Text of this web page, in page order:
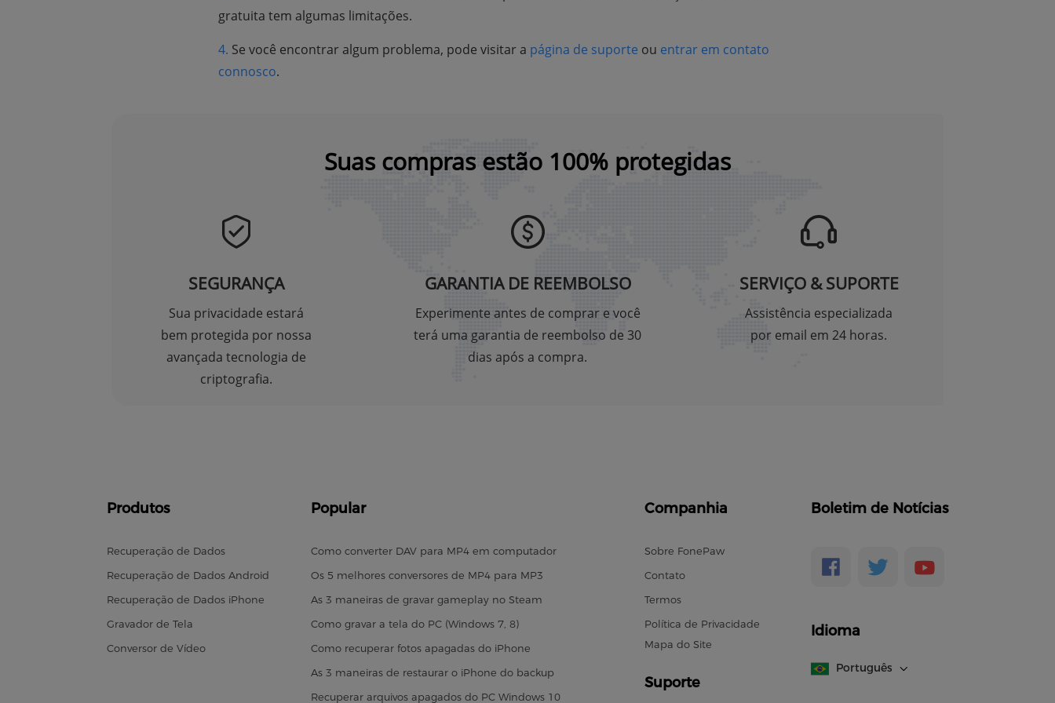
gratuita tem algumas limitações.
4. Se você encontrar algum problema, pode visitar a página de suporte ou entrar em contato
connosco.
Suas compras estão 100% protegidas
SEGURANÇA
Sua privacidade estará
bem protegida por nossa
avançada tecnologia de
criptografia.
GARANTIA DE REEMBOLSO
Experimente antes de comprar e você
terá uma garantia de reembolso de 30
dias após a compra.
SERVIÇO & SUPORTE
Assistência especializada
por email em 24 horas.
Produtos
Recuperação de Dados
Recuperação de Dados Android
Recuperação de Dados iPhone
Gravador de Tela
Conversor de Vídeo
Popular
Como converter DAV para MP4 em computador
Os 5 melhores conversores de MP4 para MP3
As 3 maneiras de gravar gameplay no Steam
Como gravar a tela do PC (Windows 7, 8)
Como recuperar fotos apagadas do iPhone
As 3 maneiras de restaurar o iPhone do backup
Recuperar arquivos apagados do PC Windows 10
Companhia
Sobre FonePaw
Contato
Termos
Política de Privacidade
Mapa do Site
Suporte
Boletim de Notícias
Idioma
Português